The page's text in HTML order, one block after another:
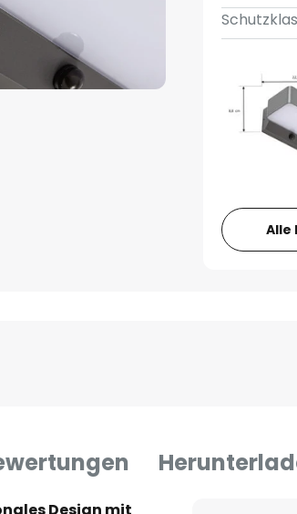
Alle
Design mit